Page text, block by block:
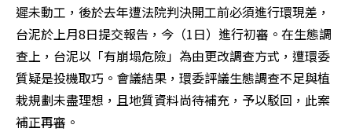
遲未動工，後於去年遭法院判決開工前必須進行環現差，
台泥於上月8日提交報告，今（1日）進行初審。在生態調
查上，台泥以「有崩塌危險」為由更改調查方式，遭環委
質疑是投機取巧。會議結果，環委評議生態調查不足與植
栽規劃未盡理想，且地質資料尚待補充，予以駁回，此案
補正再審。